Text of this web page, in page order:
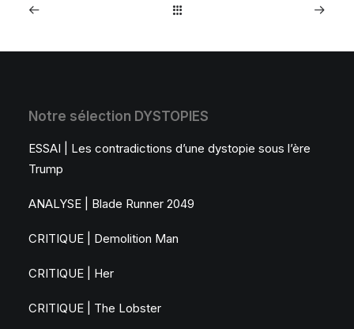
Notre sélection DYSTOPIES
ESSAI | Les contradictions d’une dystopie sous l’ère
Trump
ANALYSE | Blade Runner 2049
CRITIQUE | Demolition Man
CRITIQUE | Her
CRITIQUE | The Lobster